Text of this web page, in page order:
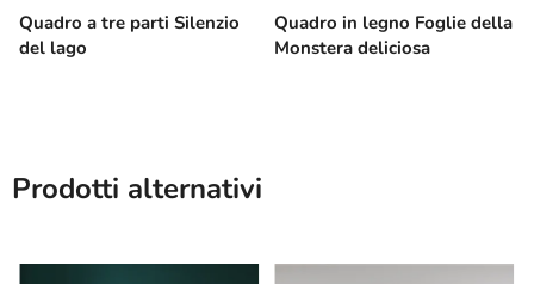
Quadro a tre parti Silenzio
del lago
Quadro in legno Foglie della
Monstera deliciosa
Prodotti alternativi